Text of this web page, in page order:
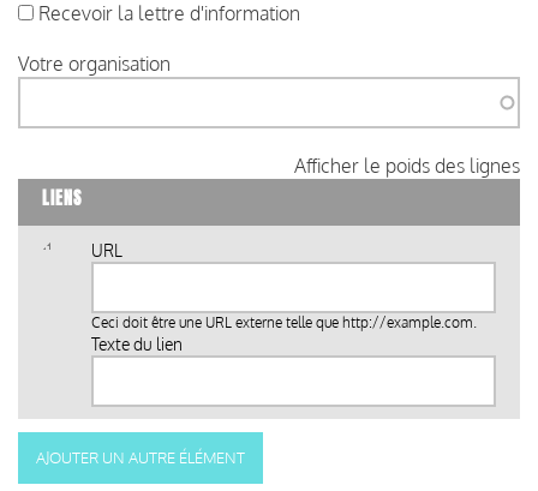
Recevoir la lettre d'information
Votre organisation
Afficher le poids des lignes
LIENS
URL
Ceci doit être une URL externe telle que http://example.com.
Texte du lien